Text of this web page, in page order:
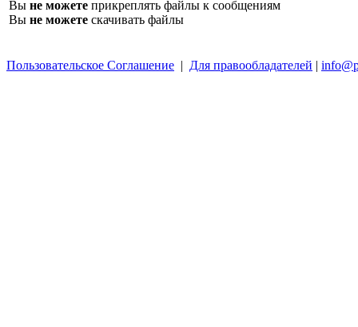
Вы не можете прикреплять файлы к сообщениям
Вы не можете скачивать файлы
Пользовательское Соглашение | Для правообладателей |